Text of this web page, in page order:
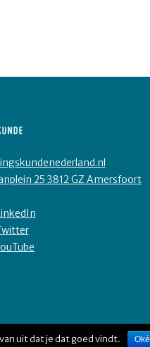
25 3812 GZ Amersfoort
uit dat je dat goed vindt. Oké